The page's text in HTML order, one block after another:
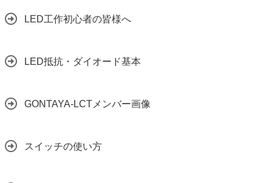
LED工作初心者の皆様へ
LED抵抗・ダイオード基本
GONTAYA-LCTメンバー画像
スイッチの使い方